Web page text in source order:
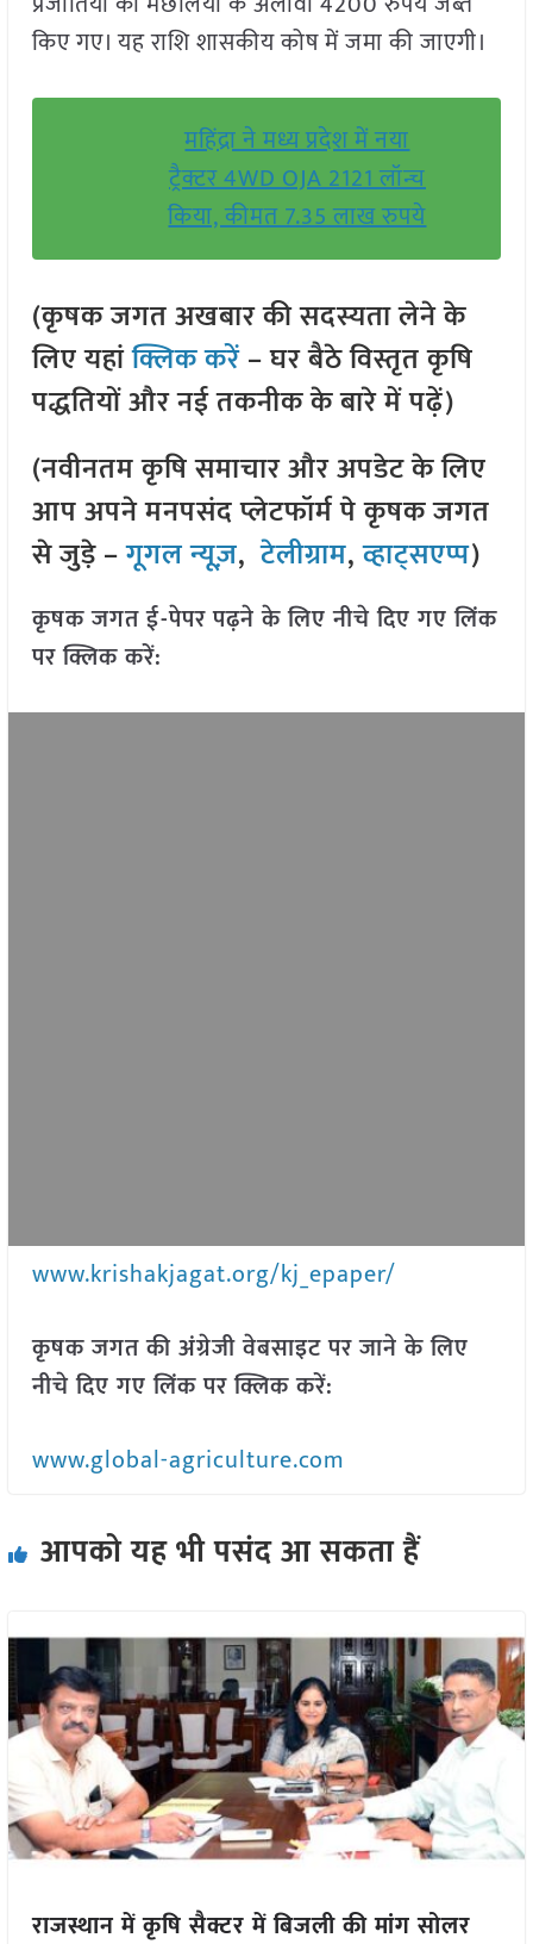
किए गए। यह राशि शासकीय कोष में जमा की जाएगी।
महिंद्रा ने मध्य प्रदेश में नया
ट्रैक्टर 4WD OJA 2121 लॉन्च
किया, कीमत 7.35 लाख रुपये
(कृषक जगत अखबार की सदस्यता लेने के
लिए यहांक्लिक करें– घर बैठे विस्तृत कृषि
पद्धतियों और नई तकनीक के बारे में पढ़ें)
(नवीनतम कृषि समाचार और अपडेट के लिए
आप अपने मनपसंद प्लेटफॉर्म पे कृषक जगत
से जुड़े –गूगल न्यूज़,टेलीग्राम,व्हाट्सएप्प)
कृषक जगत ई-पेपर पढ़ने के लिए नीचे दिए गए लिंक
पर क्लिक करें:
www.krishakjagat.org/kj_epaper/
कृषक जगत की अंग्रेजी वेबसाइट पर जाने के लिए
नीचे दिए गए लिंक पर क्लिक करें:
www.global-agriculture.com
आपको यह भी पसंद आ सकता हैं
राजस्थान में कृषि सैक्टर में बिजली की मांग सोलर